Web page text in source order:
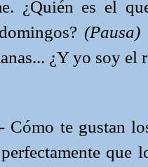
¿Quién es el
(Pausa)
¿Y yo soy el
Cómo te gustan
perfectamente que